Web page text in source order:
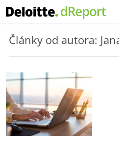
Články od autora: